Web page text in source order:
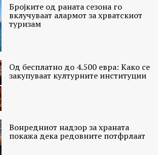
Бројките од раната сезона го
вклучуваат алармот за хрватскиот
туризам
Од бесплатно до 4.500 евра: Како се
закупуваат културните институции
Вонредниот надзор за храната
покажа дека редовните потфрлаат